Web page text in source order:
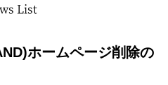
List
ホームページ削除の